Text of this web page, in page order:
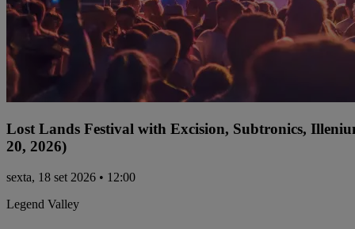
Lost Lands Festival with Excision, Subtronics,
20, 2026)
sexta, 18 set 2026 • 12:00
Legend Valley